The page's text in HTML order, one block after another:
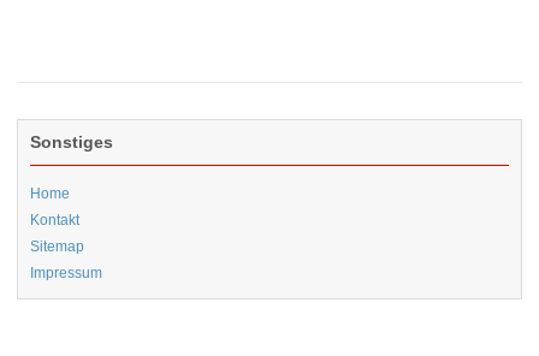
Sonstiges
Home
Kontakt
Sitemap
Impressum